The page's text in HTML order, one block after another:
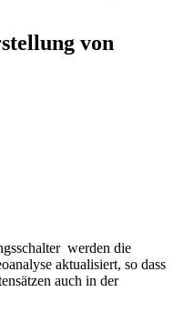
von
werden die
aktualisiert, so dass
auch in der